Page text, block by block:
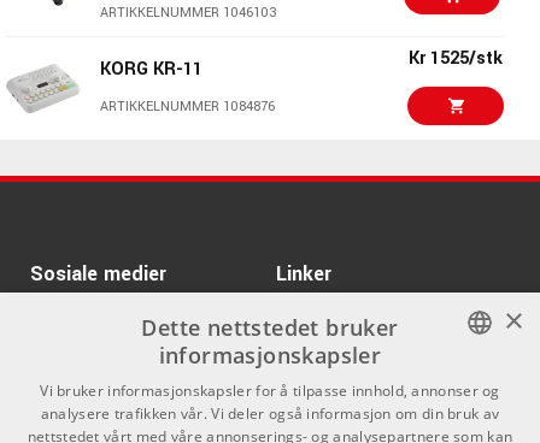
Kr 420/stk
ARTURA CMI V Kr 941/stk
ARTURIA Chorus JUN-6 Kr 275/stk
ARTIKKELNUMMER 1046103
KORG KR-11
ARTIKKELNUMMER 1084876
Kr 1525/stk
Finger Drum Pad
1010Music Bitbox mk2
Black
ARTIKKELNUMMER 1081780
Gotoh SG38-01C
ARTIKKELNUMMER 1023682
Sosiale medier Linker
Om Oss
Kontakt oss
Kjøpsvilkår
NORWEGIAN
×
Dette nettstedet bruker
informasjonskapsler
Vi bruker informasjonskapsler for å tilpasse innhold, annonser og
analysere trafikken vår. Vi deler også informasjon om din bruk av
nettstedet vårt med våre annonserings- og analysepartnere som kan